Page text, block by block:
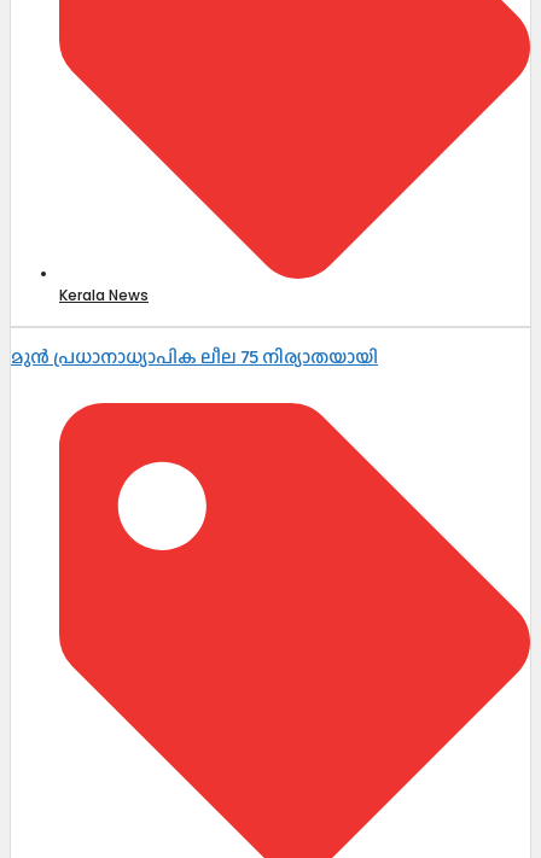
Kerala News
മുൻ പ്രധാനാധ്യാപിക ലീല 75 നിര്യാതയായി